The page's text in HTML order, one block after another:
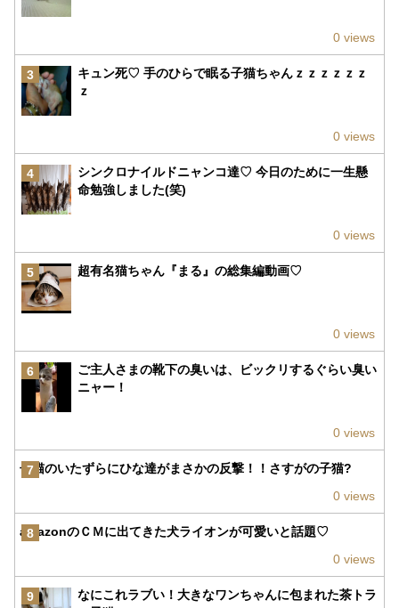
0 views
3
キュン死♡ 手のひらで眠る子猫ちゃんｚｚｚｚｚｚ
ｚ
0 views
4
シンクロナイルドニャンコ達♡ 今日のために一生懸
命勉強しました(笑)
0 views
5 超有名猫ちゃん『まる』の総集編動画♡
0 views
6
ご主人さまの靴下の臭いは、ビックリするぐらい臭い
ニャー！
0 views
7
子猫のいたずらにひな達がまさかの反撃！！さすがの子猫?
0 views
8
amazonのＣＭに出てきた犬ライオンが可愛いと話題♡
0 views
9
なにこれラブい！大きなワンちゃんに包まれた茶トラ